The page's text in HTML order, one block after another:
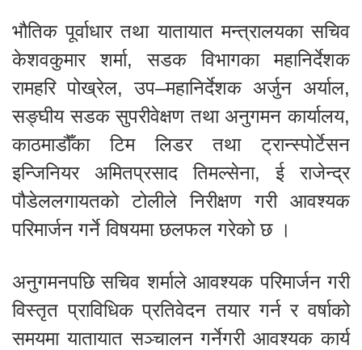
भौतिक पूर्वाधार तथा यातायात मन्त्रालयका सचिव
केशवकुमार शर्मा, सडक विभागका महानिर्देशक
रामहरि पोख्रेल, उप–महानिर्देशक अर्जुन अर्याल,
सङ्घीय सडक सुपरीवेक्षण तथा अनुगमन कार्यालय,
काठमाडौँका टिम लिडर तथा ट्रान्स्पोर्टेसन
इन्जिनियर अमितप्रसाद तिमल्सेना, ई राजेन्द्र
पौडेललगायतको टोलीले निरीक्षण गरी आवश्यक
परिमार्जन गर्ने विषयमा छलफल गरेको छ ।
अनुगमनपछि सचिव शर्माले आवश्यक परिमार्जन गरी
विस्तृत प्राविधिक प्रतिवेदन तयार गर्न र वर्षाको
समयमा यातायात सञ्चालन गर्नेगरी आवश्यक कार्य